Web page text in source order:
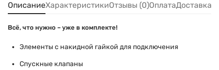
ОписаниеХарактеристикиОтзывы (0)ОплатаДоставка
Всё, что нужно – уже в комплекте!
Элементы с накидной гайкой для подключения
Спускные клапаны